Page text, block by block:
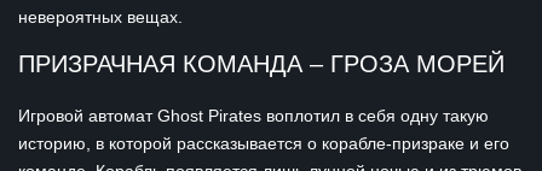
невероятных вещах.
ПРИЗРАЧНАЯ КОМАНДА – ГРОЗА МОРЕЙ
Игровой автомат Ghost Pirates воплотил в себя одну такую
историю, в которой рассказывается о корабле-призраке и его